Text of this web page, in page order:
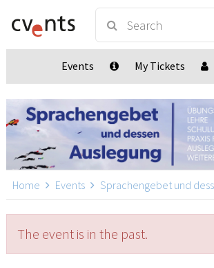
Events My Tickets
Home Events Sprachengebet und
The event is in the past.